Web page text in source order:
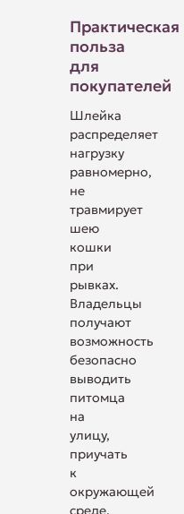
Практическая
польза
для
покупателей
Шлейка
распределяет
нагрузку
равномерно,
не
травмирует
шею
кошки
при
рывках.
Владельцы
получают
возможность
безопасно
выводить
питомца
на
улицу,
приучать
к
окружающей
среде.